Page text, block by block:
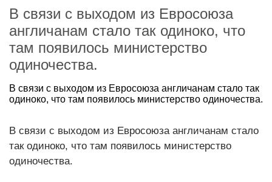
В связи с выходом из Евросоюза
англичанам стало так одиноко, что
там появилось министерство
одиночества.
В связи с выходом из Евросоюза англичанам стало так
одиноко, что там появилось министерство одиночества.
В связи с выходом из Евросоюза англичанам стало
так одиноко, что там появилось министерство
одиночества.